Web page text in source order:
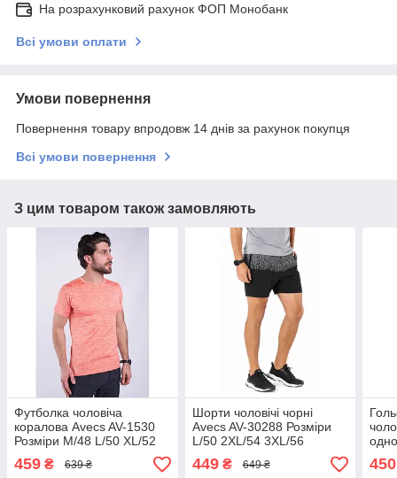
На розрахунковий рахунок ФОП Монобанк
Всі умови оплати
Умови повернення
Повернення товару впродовж 14 днів за рахунок покупця
Всі умови повернення
З цим товаром також замовляють
Футболка чоловіча
коралова Avecs AV-1530
Розміри М/48 L/50 XL/52
459 ₴ 639 ₴
Шорти чоловічі чорні
Avecs AV-30288 Розміри
L/50 2XL/54 3XL/56
449₴ 649 ₴ 450